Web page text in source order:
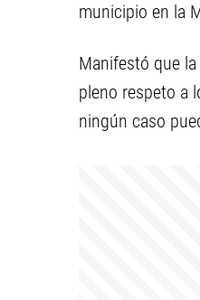
municipio en la
Manifestó que
pleno respeto a
ningún caso